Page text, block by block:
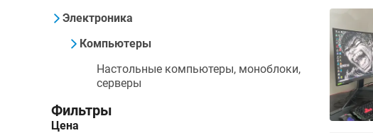
Электроника
Компьютеры
Настольные компьютеры, моноблоки,
серверы
Фильтры
Цена